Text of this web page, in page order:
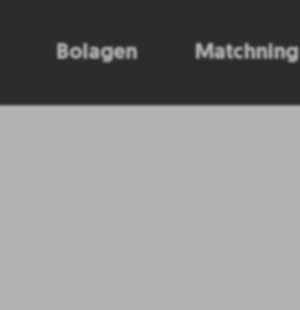
Bolagen Matchning